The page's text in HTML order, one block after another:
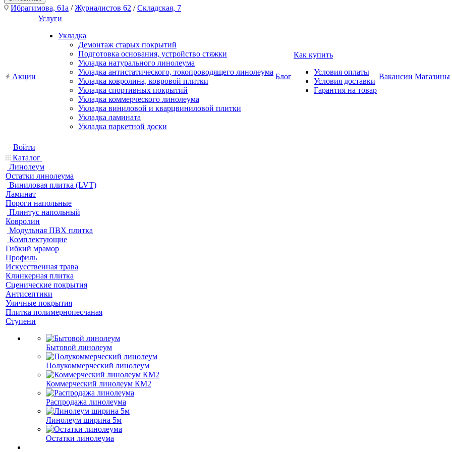
Ибрагимова, 61а /Журналистов 62 /Складская, 7
Акции
Услуги
Укладка
Демонтаж старых покрытий
Подготовка основания, устройство стяжки
Укладка натурального линолеума
Укладка антистатического, токопроводящего линолеума
Укладка ковролина, ковровой плитки
Укладка спортивных покрытий
Укладка коммерческого линолеума
Укладка виниловой и кварцвиниловой плитки
Укладка ламината
Укладка паркетной доски
Блог
Как купить
Условия оплаты
Условия доставки
Гарантия на товар
Вакансии Магазины
Войти
Каталог
Линолеум
Остатки линолеума
Виниловая плитка (LVT)
Ламинат
Пороги напольные
Плинтус напольный
Ковролин
Модульная ПВХ плитка
Комплектующие
Гибкий мрамор
Профиль
Искусственная трава
Клинкерная плитка
Сценические покрытия
Антисептики
Уличные покрытия
Плитка полимернопесчаная
Ступени
Бытовой линолеум
Полукоммерческий линолеум
Коммерческий линолеум КМ2
Распродажа линолеума
Линолеум ширина 5м
Остатки линолеума